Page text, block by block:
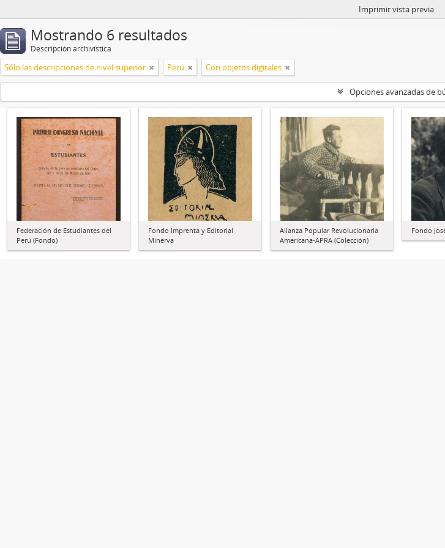
Imprimir vista previa
Mostrando 6 resultados
Descripción archivística
Sólo las descripciones de nivel superior Perú Con objetos digitales
Opciones avanzadas de
Federación de Estudiantes del
Perú (Fondo)
Fondo Imprenta y Editorial
Minerva
Alianza Popular Revolucionaria
Americana-APRA (Colección)
Fondo